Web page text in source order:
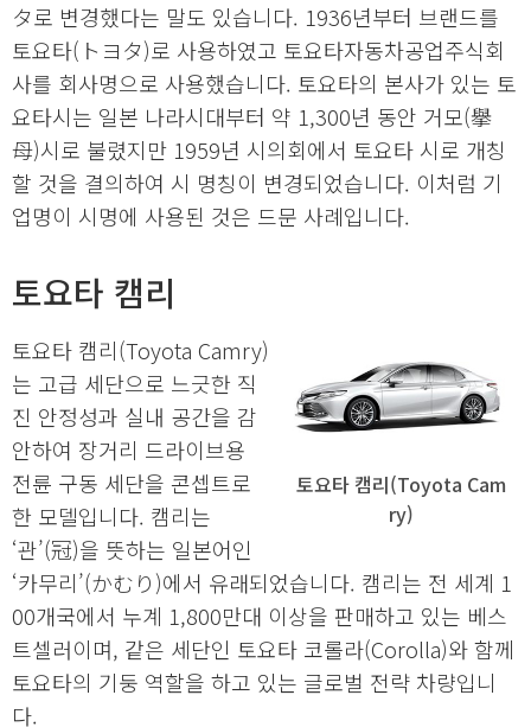
タ로 변경했다는 말도 있습니다. 1936년부터 브랜드를
토요타(トヨタ)로 사용하였고 토요타자동차공업주식회
사를 회사명으로 사용했습니다. 토요타의 본사가 있는 토
요타시는 일본 나라시대부터 약 1,300년 동안 거모(擧
母)시로 불렸지만 1959년 시의회에서 토요타 시로 개칭
할 것을 결의하여 시 명칭이 변경되었습니다. 이처럼 기
업명이 시명에 사용된 것은 드문 사례입니다.
토요타 캠리
토요타 캠리(Toyota Cam
ry)
토요타 캠리(Toyota Camry)
는 고급 세단으로 느긋한 직
진 안정성과 실내 공간을 감
안하여 장거리 드라이브용
전륜 구동 세단을 콘셉트로
한 모델입니다. 캠리는
‘관’(冠)을 뜻하는 일본어인
‘카무리’(かむり)에서 유래되었습니다. 캠리는 전 세계 1
00개국에서 누계 1,800만대 이상을 판매하고 있는 베스
트셀러이며, 같은 세단인 토요타 코롤라(Corolla)와 함께
토요타의 기둥 역할을 하고 있는 글로벌 전략 차량입니
다.